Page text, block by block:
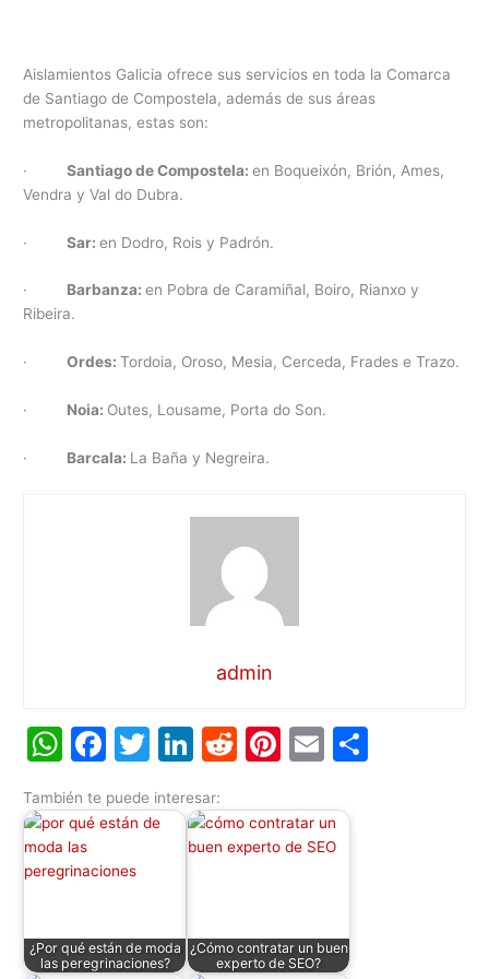
Aislamientos Galicia ofrece sus servicios en toda la Comarca
de Santiago de Compostela, además de sus áreas
metropolitanas, estas son:
·Santiago de Compostela:en Boqueixón, Brión, Ames,
Vendra y Val do Dubra.
·Sar:en Dodro, Rois y Padrón.
· Barbanza:en Pobra de Caramiñal, Boiro, Rianxo y
Ribeira.
·Ordes:Tordoia, Oroso, Mesia, Cerceda, Frades e Trazo.
· Noia: Outes, Lousame, Porta do Son.
· Barcala: La Baña y Negreira.
admin
W
at
s
A
p
F
c
b
o
T
itt
Li
k
e
R
d
di
Pi
er
e
E
ai
l
También te puede interesar:
¿Por qué están de moda
las peregrinaciones?
¿Cómo contratar un buen
experto de SEO?